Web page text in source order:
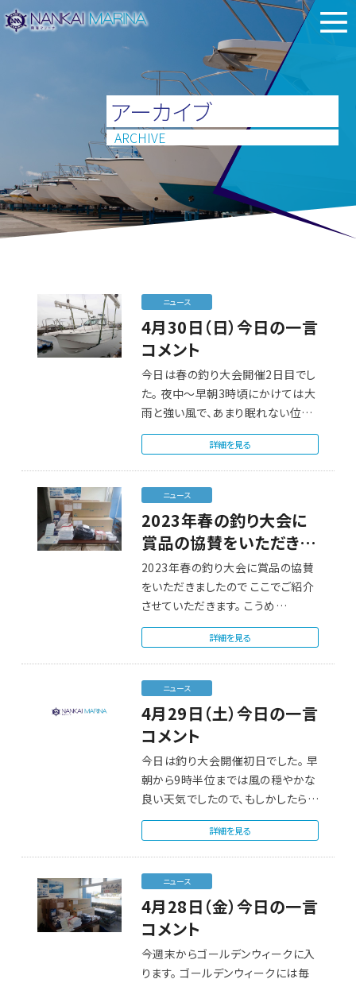
アーカイブ
ARCHIVE
ニュース
4月30日（日）今日の一言
コメント
今日は春の釣り大会開催2日目でし
た。 夜中～早朝3時頃にかけては大
雨と強い風で、あまり眠れない位う
るさく…
詳細を見る
ニュース
2023年春の釣り大会に
賞品の協賛をいただきま
した。
2023年春の釣り大会に賞品の協賛
をいただきましたので ここでご紹介
させていただきます。 こうめ…
詳細を見る
ニュース
4月29日（土）今日の一言
コメント
今日は釣り大会開催初日でした。 早
朝から9時半位までは風の穏やかな
良い天気でしたので、もしかしたら出
航で…
詳細を見る
ニュース
4月28日（金）今日の一言
コメント
今週末からゴールデンウィークに入
ります。 ゴールデンウィークには毎